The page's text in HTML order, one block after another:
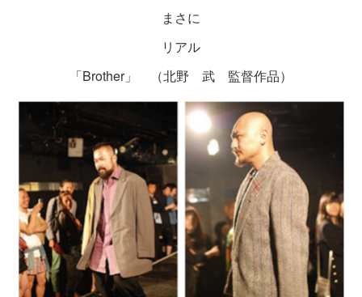
まさに
リアル
「Brother」 （北野 武 監督作品）